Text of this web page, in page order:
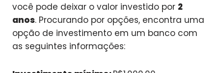
você pode deixar o valor investido por 2
anos. Procurando por opções, encontra uma
opção de investimento em um banco com
as seguintes informações: